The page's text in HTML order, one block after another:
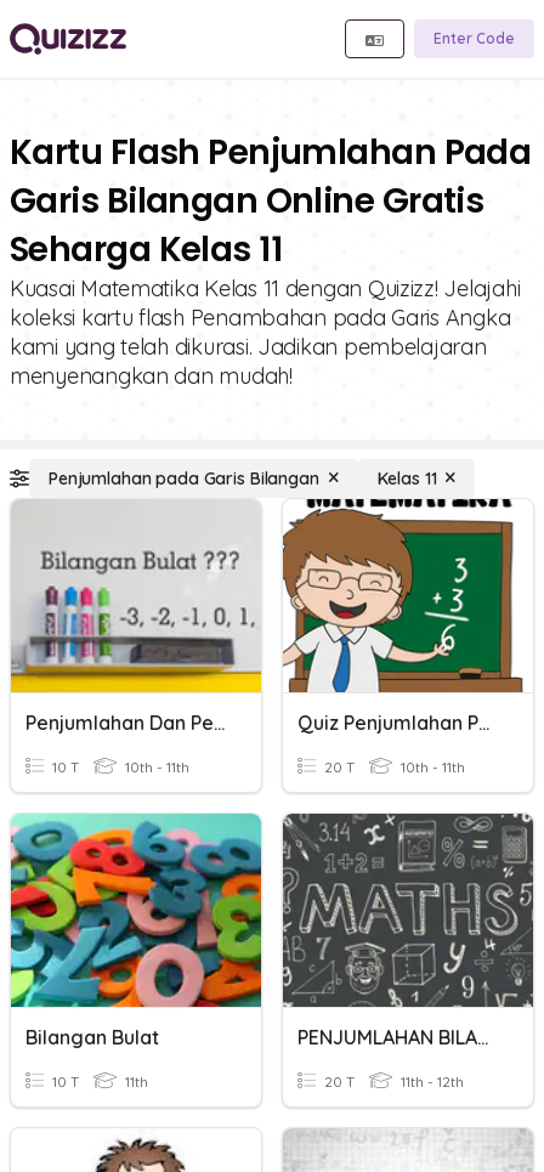
Enter Code
Kartu Flash Penjumlahan Pada
Garis Bilangan Online Gratis
Seharga Kelas 11
Kuasai Matematika Kelas 11 dengan Quizizz! Jelajahi
koleksi kartu flash Penambahan pada Garis Angka
kami yang telah dikurasi. Jadikan pembelajaran
menyenangkan dan mudah!
Penjumlahan pada Garis Bilangan Kelas 11
Penjumlahan Dan Pengurangan Bilangan Bulat Kelas 6
10 T 10th - 11th
Quiz Penjumlahan Pengurangan Bilangan Bulat
20 T 10th - 11th
Bilangan Bulat
10 T 11th
PENJUMLAHAN BILANGAN BULAT
20 T 11th - 12th